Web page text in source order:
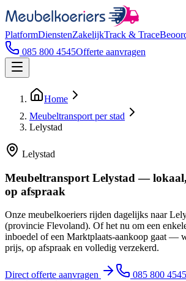
PlatformDienstenZakelijkTrack & Trace
085 800 4545Offerte aanvragen
Home
Meubeltransport per stad
Lelystad
Lelystad
Meubeltransport Lelystad —
op afspraak
Onze meubelkoeriers rijden dagelijks naar
(provincie Flevoland). Of het nu om een
inboedel of een Marktplaats-aankoop gaat —
prijs, op afspraak en volledig verzekerd.
Direct offerte aanvragen 085 800 4545